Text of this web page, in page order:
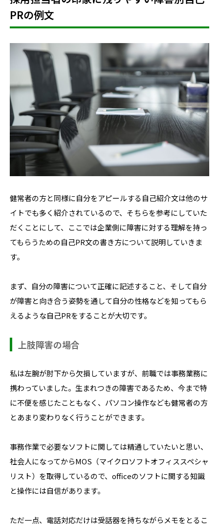
PRの例文
健常者の方と同様に自分をアピールする自己紹介文は他のサ
イトでも多く紹介されているので、そちらを参考にしていた
だくことにして、ここでは企業側に障害に対する理解を持っ
てもらうための自己PR文の書き方について説明していきま
す。
まず、自分の障害について正確に記述すること、そして自分
が障害と向き合う姿勢を通して自分の性格などを知ってもら
えるような自己PRをすることが大切です。
上肢障害の場合
私は左腕が肘下から欠損していますが、前職では事務業務に
携わっていました。生まれつきの障害であるため、今まで特
に不便を感じたこともなく、パソコン操作なども健常者の方
とあまり変わりなく行うことができます。
事務作業で必要なソフトに関しては精通していたいと思い、
社会人になってからMOS（マイクロソフトオフィススペシャ
リスト）を取得しているので、officeのソフトに関する知識
と操作には自信があります。
ただ一点、電話対応だけは受話器を持ちながらメモをとるこ